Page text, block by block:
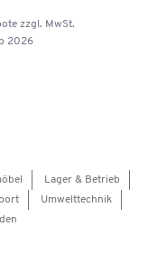
zzgl. MwSt.
2026
Lager & Betrieb
Umwelttechnik